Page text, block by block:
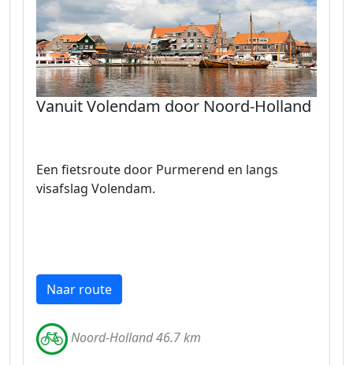
Vanuit Volendam door Noord-Holland
Een fietsroute door Purmerend en langs
visafslag Volendam.
Naar route
Noord-Holland 46.7 km